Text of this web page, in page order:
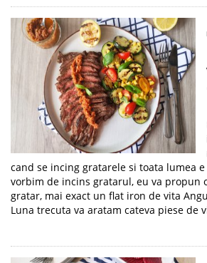
cand se incing gratarele si toata lumea
vorbim de incins gratarul, eu va propun
gratar, mai exact un flat iron de vita
Luna trecuta va aratam cateva piese de